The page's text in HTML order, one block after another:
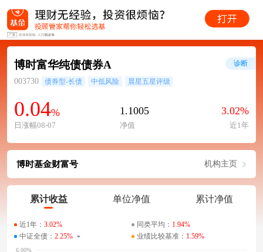
博时富华纯债债券A
003730 债券型-长债 中低风险 晨星五星评级
0.04%
日涨幅08-07
1.1005
净值
3.02%
近1年
诊断
博时基金财富号 机构主页
累计收益 单位净值 累计净值
近1年： 3.02% 同类平均： 1.94%
中证全债： 2.25% 业绩比较基准： 1.59%